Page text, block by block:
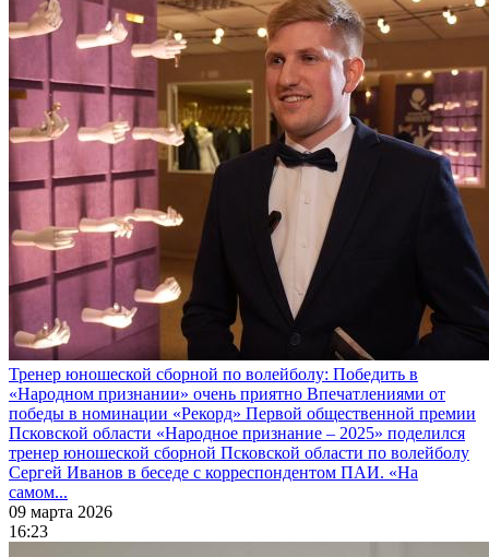
Тренер юношеской сборной по волейболу: Победить в
«Народном признании» очень приятно Впечатлениями от
победы в номинации «Рекорд» Первой общественной премии
Псковской области «Народное признание – 2025» поделился
тренер юношеской сборной Псковской области по волейболу
Сергей Иванов в беседе с корреспондентом ПАИ. «На
самом...
09 марта 2026
16:23